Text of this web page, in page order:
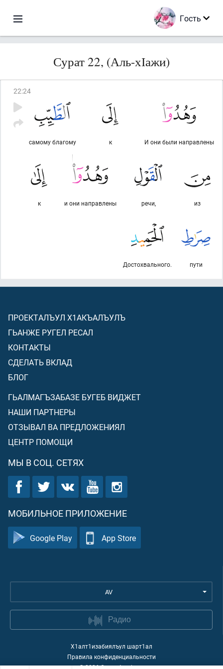
Гость
Сурат 22, (Аль-хІажи)
22:24
И они были направлены
к
самому благому
из
речи,
и они направлены
к
пути
Достохвального.
ПРОЕКТАЛЪУЛ Х1АКЪАЛЪУЛЪ
ГЬАНЖЕ РУГЕЛ РЕСАЛ
КОНТАКТЫ
СДЕЛАТЬ ВКЛАД
БЛОГ
ГЬАЛМАГЪЗАБАЗЕ БУГЕБ ВИДЖЕТ
НАШИ ПАРТНЕРЫ
ОТЗЫВАЛ ВА ПРЕДЛОЖЕНИЯЛ
ЦЕНТР ПОМОЩИ
МЫ В СОЦ. СЕТЯХ
МОБИЛЬНОЕ ПРИЛОЖЕНИЕ
Google Play App Store
AV
Радио
Х1алт1изабиялъул шарт1ал
Правила конфиденциальности
©2026Quran Academy